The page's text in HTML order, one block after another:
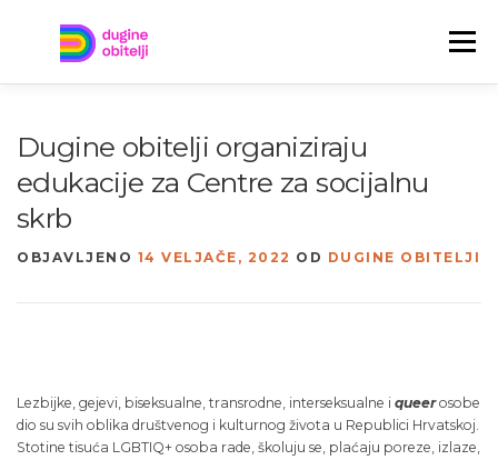
Izbornik
JAVITE NAM SE!
Dugine obitelji organiziraju
edukacije za Centre za socijalnu
skrb
OBJAVLJENO 14 VELJAČE, 2022 OD DUGINE OBITELJI
Lezbijke, gejevi, biseksualne, transrodne, interseksualne i queerosobe
dio su svih oblika društvenog i kulturnog života u Republici Hrvatskoj.
Stotine tisuća LGBTIQ+ osoba rade, školuju se, plaćaju poreze, izlaze,